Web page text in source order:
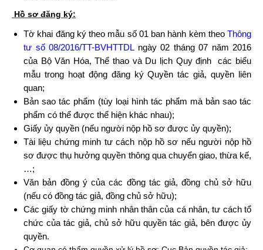
Hồ sơ đăng ký:
Tờ khai đăng ký theo mẫu số 01 ban hành kèm theo Thông
tư số 08/2016/TT-BVHTTDL ngày 02 tháng 07 năm 2016
của Bộ Văn Hóa, Thể thao và Du lịch Quy định các biểu
mẫu trong hoạt động đăng ký Quyền tác giả, quyền liên
quan;
Bản sao tác phẩm (tùy loại hình tác phẩm mà bản sao tác
phẩm có thể được thể hiện khác nhau);
Giấy ủy quyền (nếu người nộp hồ sơ được ủy quyền);
Tài liệu chứng minh tư cách nộp hồ sơ nếu người nộp hồ
sơ được thụ hưởng quyền thông qua chuyển giao, thừa kế,
…;
Văn bản đồng ý của các đồng tác giả, đồng chủ sở hữu
(nếu có đồng tác giả, đồng chủ sở hữu);
Các giấy tờ chứng minh nhân thân của cá nhân, tư cách tổ
chức của tác giả, chủ sở hữu quyền tác giả, bên được ủy
quyền.